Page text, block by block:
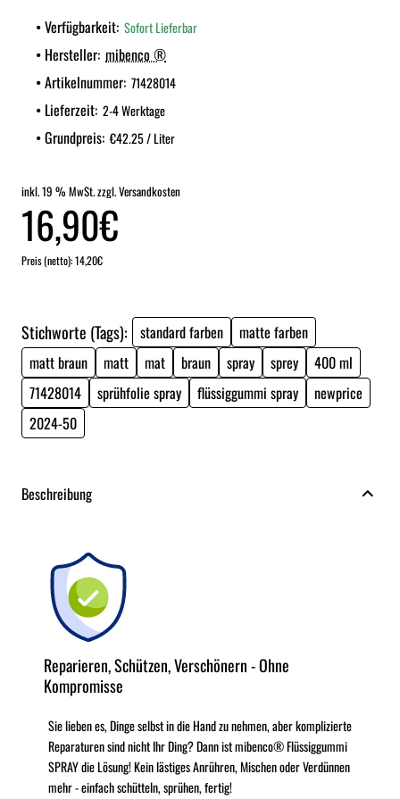
Verfügbarkeit: Sofort Lieferbar
Hersteller: mibenco ®
Artikelnummer: 71428014
Lieferzeit: 2-4 Werktage
Grundpreis: €42.25 / Liter
inkl. 19 % MwSt. zzgl. Versandkosten
16,90€
Preis (netto): 14,20€
Stichworte (Tags): standard farben
matte farben
matt braun
matt mat braun spray sprey
400 ml
71428014
sprühfolie spray flüssiggummi spray
newprice
2024-50
Beschreibung
Reparieren, Schützen, Verschönern - Ohne
Kompromisse
Sie lieben es, Dinge selbst in die Hand zu nehmen, aber komplizierte
Reparaturen sind nicht Ihr Ding? Dann ist mibenco® Flüssiggummi
SPRAY die Lösung! Kein lästiges Anrühren, Mischen oder Verdünnen
mehr - einfach schütteln, sprühen, fertig!